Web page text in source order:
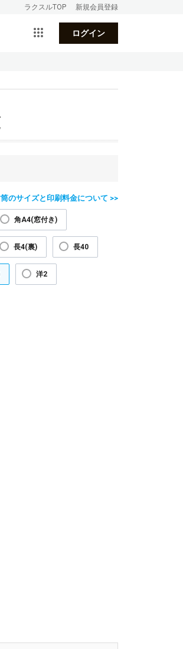
ラクスルTOP 新規会員登録
ログイン
のサイズと印刷料金について >>
角A4(窓付き)
長4(裏) 長40
洋2